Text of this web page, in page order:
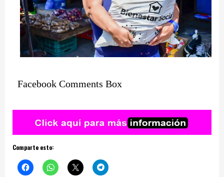
Facebook Comments Box
Comparte esto: